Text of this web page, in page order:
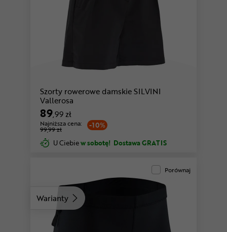
Szorty rowerowe damskie SILVINI
Vallerosa
89,99 zł
-10%
Najniższa cena:
99,99 zł
U Ciebiew sobotę! Dostawa GRATIS
Warianty
Porównaj